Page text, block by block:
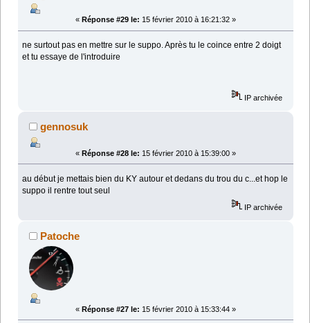
« Réponse #29 le: 15 février 2010 à 16:21:32 »
ne surtout pas en mettre sur le suppo. Après tu le coince entre 2 doigt
et tu essaye de l'introduire
IP archivée
gennosuk
« Réponse #28 le: 15 février 2010 à 15:39:00 »
au début je mettais bien du KY autour et dedans du trou du c...et hop le
suppo il rentre tout seul
IP archivée
Patoche
« Réponse #27 le: 15 février 2010 à 15:33:44 »